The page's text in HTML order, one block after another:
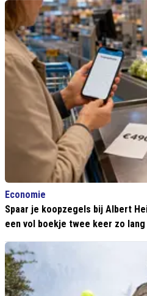
Economie
Spaar je koopzegels bij Albert
een vol boekje twee keer zo lang